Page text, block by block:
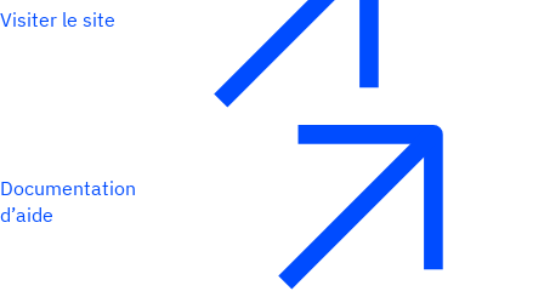
Visiter le site
Documentation
d’aide